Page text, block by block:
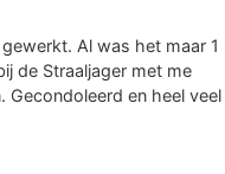
Al was het maar 1
de Straaljager met me
Gecondoleerd en heel veel